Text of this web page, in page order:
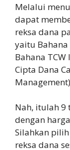
Melalui
dapat
reksa dana
yaitu Bahana
Bahana
Cipta Dana
Nah, itulah 9
dengan
Silahkan
reksa dana